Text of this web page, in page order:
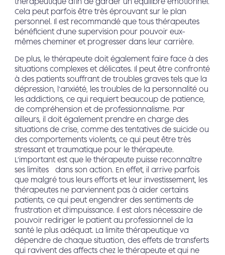
Cela peut parfois être très éprouvant sur le plan
personnel. Il est recommandé que tous thérapeutes
bénéficient d’une supervision pour pouvoir eux-
mêmes cheminer et progresser dans leur carrière.
De plus, le thérapeute doit également faire face à des
situations complexes et délicates. Il peut être confronté
à des patients souffrant de troubles graves tels que la
dépression, l'anxiété, les troubles de la personnalité ou
les addictions, ce qui requiert beaucoup de patience,
de compréhension et de professionnalisme. Par
ailleurs, il doit également prendre en charge des
situations de crise, comme des tentatives de suicide ou
des comportements violents, ce qui peut être très
stressant et traumatique pour le thérapeute.
L’important est que le thérapeute puisse reconnaître
ses limites dans son action. En effet, il arrive parfois
que malgré tous leurs efforts et leur investissement, les
thérapeutes ne parviennent pas à aider certains
patients, ce qui peut engendrer des sentiments de
frustration et d’impuissance. Il est alors nécessaire de
pouvoir rediriger le patient au professionnel de la
santé le plus adéquat. La limite thérapeutique va
dépendre de chaque situation, des effets de transferts
qui ravivent des affects chez le thérapeute et qui ne